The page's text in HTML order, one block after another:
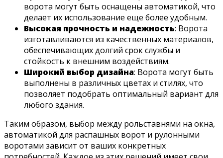
ворота могут быть оснащены автоматикой, что
делает их использование еще более удобным.
Высокая прочность и надежность: Ворота
изготавливаются из качественных материалов,
обеспечивающих долгий срок службы и
стойкость к внешним воздействиям.
Широкий выбор дизайна: Ворота могут быть
выполнены в различных цветах и стилях, что
позволяет подобрать оптимальный вариант для
любого здания.
Таким образом, выбор между рольставнями на окна,
автоматикой для распашных ворот и рулонными
воротами зависит от ваших конкретных